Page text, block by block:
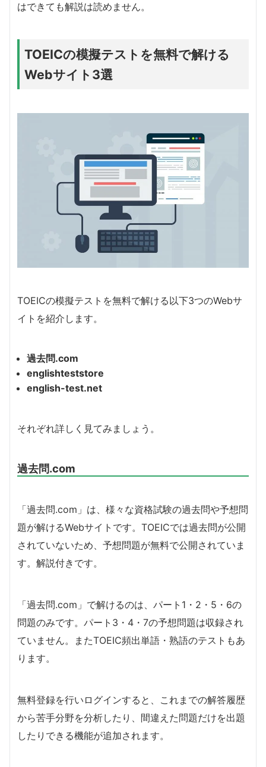
はできても解説は読めません。
TOEICの模擬テストを無料で解ける
Webサイト3選
TOEICの模擬テストを無料で解ける以下3つのWebサ
イトを紹介します。
過去問.com
englishteststore
english-test.net
それぞれ詳しく見てみましょう。
過去問.com
「過去問.com」は、様々な資格試験の過去問や予想問
題が解けるWebサイトです。TOEICでは過去問が公開
されていないため、予想問題が無料で公開されていま
す。解説付きです。
「過去問.com」で解けるのは、パート1・2・5・6の
問題のみです。パート3・4・7の予想問題は収録され
ていません。またTOEIC頻出単語・熟語のテストもあ
ります。
無料登録を行いログインすると、これまでの解答履歴
から苦手分野を分析したり、間違えた問題だけを出題
したりできる機能が追加されます。